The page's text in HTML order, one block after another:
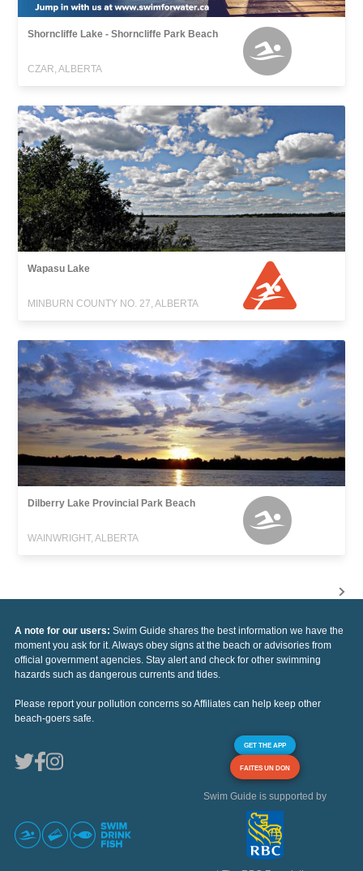
Shorncliffe Lake - Shorncliffe Park Beach
CZAR, ALBERTA
Wapasu Lake
MINBURN COUNTY NO. 27, ALBERTA
Dilberry Lake Provincial Park Beach
WAINWRIGHT, ALBERTA
A note for our users: Swim Guide shares the best information we have the
moment you ask for it. Always obey signs at the beach or advisories from
official government agencies. Stay alert and check for other swimming
hazards such as dangerous currents and tides.
Please report your pollution concerns so Affiliates can help keep other
beach-goers safe.
GET THE APP
FAITES UN DON
Swim Guide is supported by